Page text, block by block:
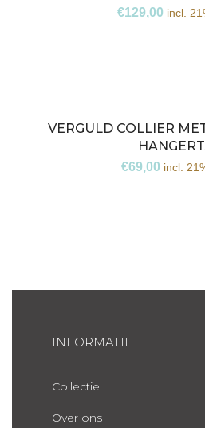
€129,00 incl.
VERGULD COLLIER
€69,00 incl.
INFORMATIE
Collectie
Over ons